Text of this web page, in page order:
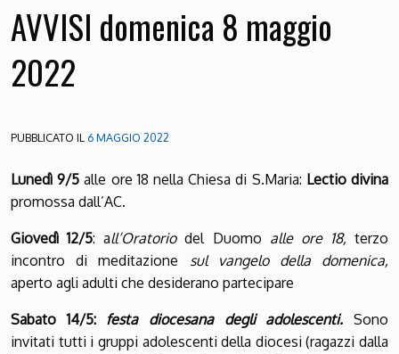
AVVISI domenica 8 maggio
2022
PUBBLICATO IL 6 MAGGIO 2022
Lunedì 9/5alle ore 18 nella Chiesa di S.Maria: Lectio divina
promossa dall’AC.
Giovedì 12/5: all’Oratoriodel Duomo alle ore 18, terzo
incontro di meditazione sul vangelo della domenica,
aperto agli adulti che desiderano partecipare
Sabato 14/5: festa diocesana degli adolescenti. Sono
invitati tutti i gruppi adolescenti della diocesi (ragazzi dalla